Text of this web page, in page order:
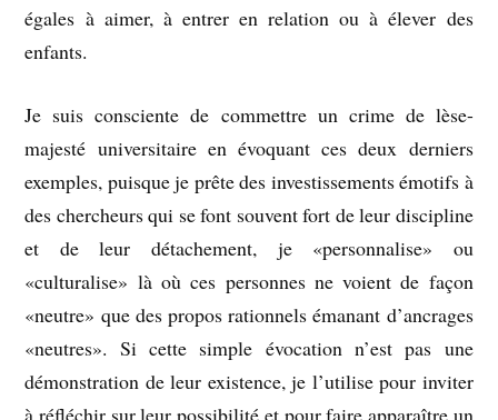
égales à aimer, à entrer en relation ou à élever des
enfants.
Je suis consciente de commettre un crime de lèse-
majesté universitaire en évoquant ces deux derniers
exemples, puisque je prête des investissements émotifs à
des chercheurs qui se font souvent fort de leur discipline
et de leur détachement, je «personnalise» ou
«culturalise» là où ces personnes ne voient de façon
«neutre» que des propos rationnels émanant d’ancrages
«neutres». Si cette simple évocation n’est pas une
démonstration de leur existence, je l’utilise pour inviter
à réfléchir sur leur possibilité et pour faire apparaître un